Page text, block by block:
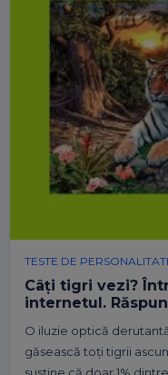
TESTE DE
Câți tigri vezi?
internetul.
O iluzie optică
găsească toți tigrii
susține că doar 1%